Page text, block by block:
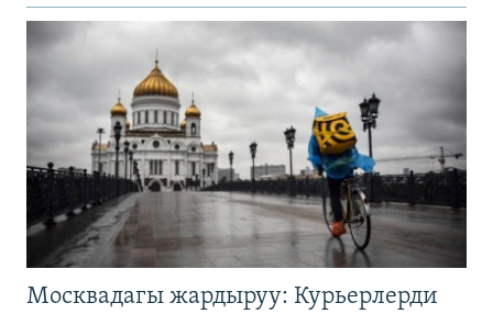
Москвадагы жардыруу: Курьерлерди